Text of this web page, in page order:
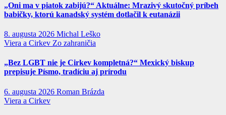
„Oni ma v piatok zabijú?“ Aktuálne: Mrazivý skutočný príbeh
babičky, ktorú kanadský systém dotlačil k eutanázii
8. augusta 2026 Michal Leško
Viera a Cirkev Zo zahraničia
„Bez LGBT nie je Cirkev kompletná?“ Mexický biskup
prepisuje Písmo, tradíciu aj prírodu
6. augusta 2026 Roman Brázda
Viera a Cirkev